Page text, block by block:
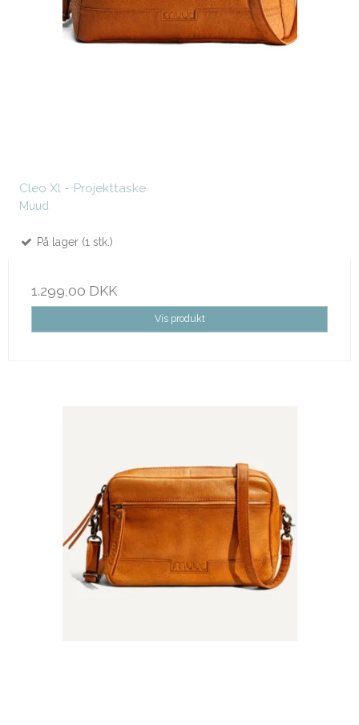
Cleo Xl - Projekttaske
Muud
På lager (1 stk.)
1.299,00 DKK
Vis produkt